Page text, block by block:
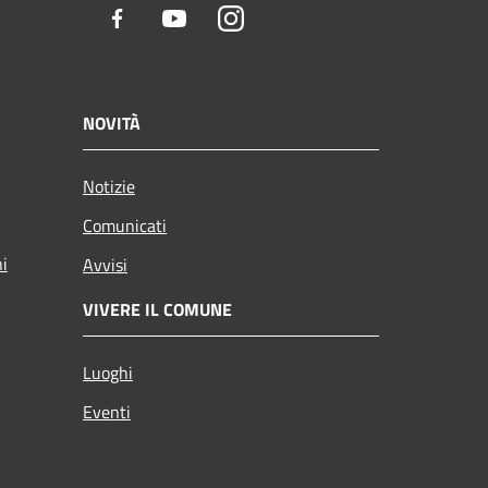
Facebook YoutubeInstagram
NOVITÀ
Notizie
Comunicati
Avvisi
VIVERE IL COMUNE
Luoghi
Eventi